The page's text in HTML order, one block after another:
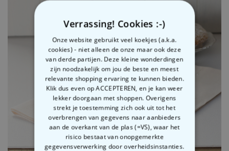
Verrassing! Cookies :-)
Onze website gebruikt veel koekjes (a.k.a.
cookies) - niet alleen de onze maar ook deze
van derde partijen. Deze kleine wonderdingen
zijn noodzakelijk om jou de beste en meest
relevante shopping ervaring te kunnen bieden.
Klik dus even op ACCEPTEREN, en je kan weer
lekker doorgaan met shoppen. Overigens
strekt je toestemming zich ook uit tot het
overbrengen van gegevens naar aanbieders
aan de overkant van de plas (=VS), waar het
risico bestaat van onopgemerkte
gegevensverwerking door overheidsinstanties.